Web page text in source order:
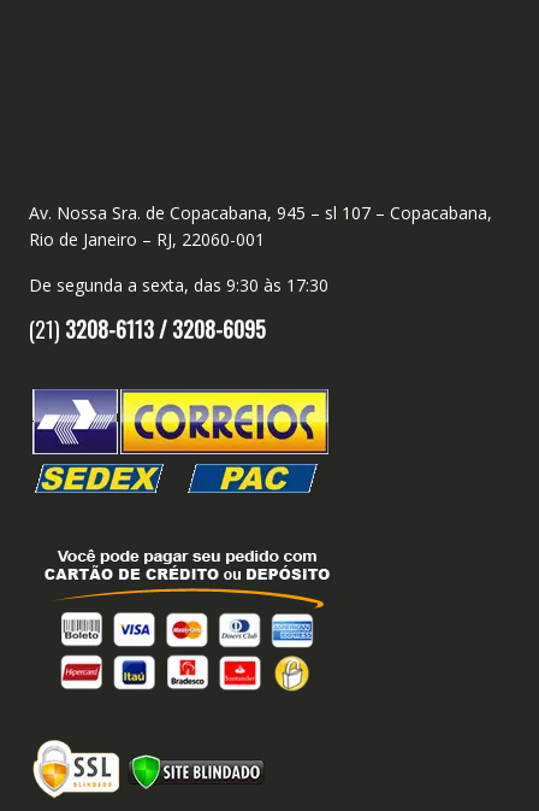
Av. Nossa Sra. de Copacabana, 945 – sl 107 – Copacabana,
Rio de Janeiro – RJ, 22060-001
De segunda a sexta, das 9:30 às 17:30
(21) 3208-6113 /3208-6095